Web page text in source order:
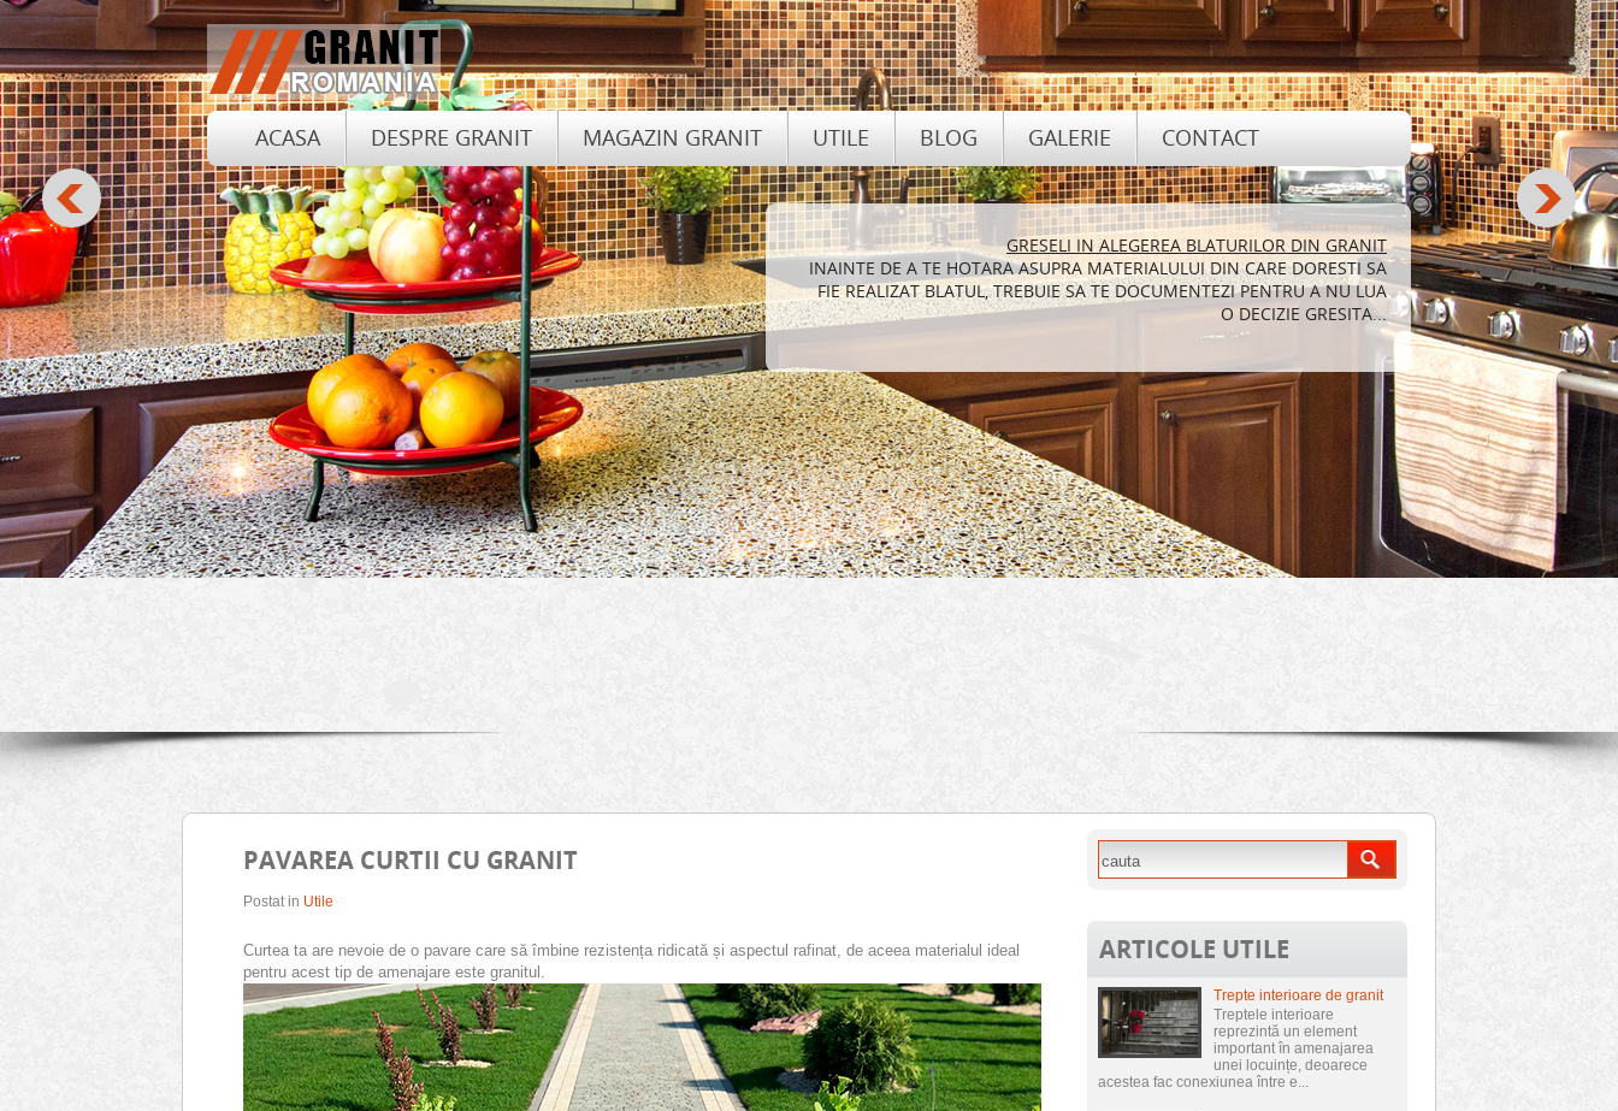
ACASA DESPRE GRANIT MAGAZIN GRANIT UTILE BLOG GALERIE CONTACT
GRESELI IN ALEGEREA BLATURILOR DIN GRANIT
INAINTE DE A TE HOTARA ASUPRA MATERIALULUI DIN CARE DORESTI SA
FIE REALIZAT BLATUL, TREBUIE SA TE DOCUMENTEZI PENTRU A NU LUA
O DECIZIE GRESITA...
INTRETINEREA SI CURATAREA GRANITULUI
GRANITUL ESTE PREFERAT DE MULTE PERSOANE CARE DORESC SA ISI
REDECOREZE LOCUINTA DEOARECE ACESTA SE POATE REGASI SUB
DIFERITE FORME SI IN DIFERITE NUANTE...
ARTICOLE UTILE
Trepte interioare de granit
Treptele interioare
reprezintă un element
important în amenajarea
unei locuințe, deoarece
acestea fac conexiunea între e...
PAVAREA CURTII CU GRANIT
Postat in Utile
Curtea ta are nevoie de o pavare care să îmbine rezistența ridicată și aspectul rafinat, de aceea materialul ideal
pentru acest tip de amenajare este granitul.